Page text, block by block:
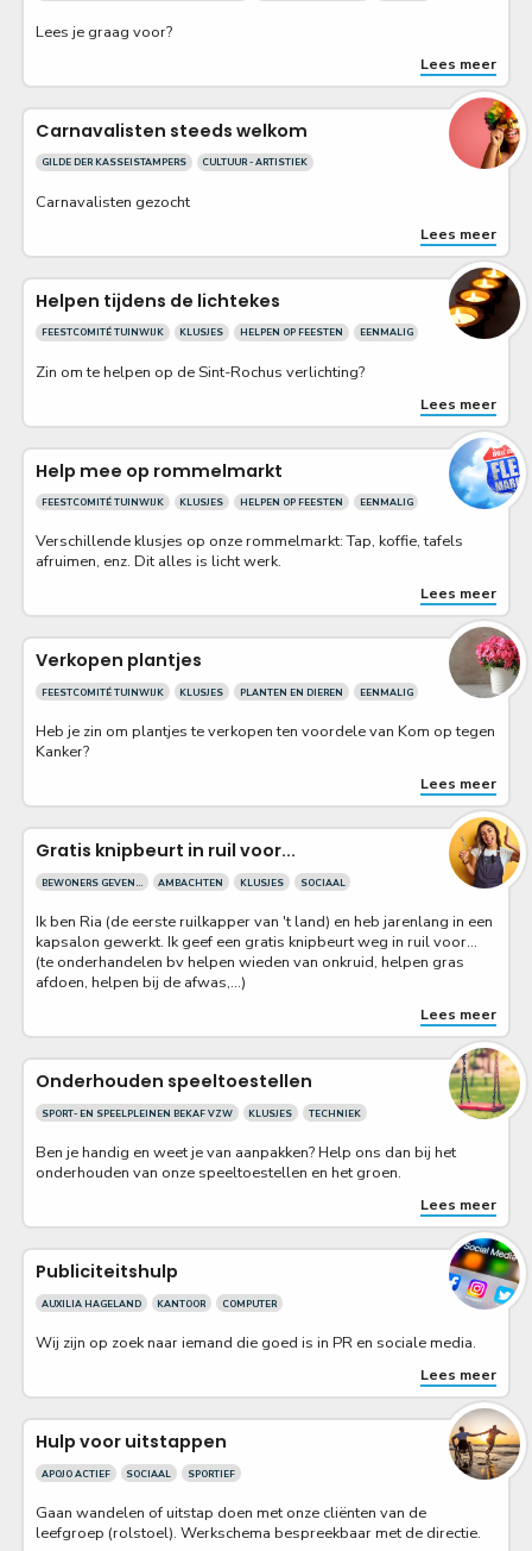
Lees je graag voor?
Lees meer
Carnavalisten steeds welkom
GILDE DER KASSEISTAMPERS CULTUUR - ARTISTIEK
Carnavalisten gezocht
Lees meer
Helpen tijdens de lichtekes
FEESTCOMITÉ TUINWIJK KLUSJES HELPEN OP FEESTEN EENMALIG
Zin om te helpen op de Sint-Rochus verlichting?
Lees meer
Help mee op rommelmarkt
FEESTCOMITÉ TUINWIJK KLUSJES HELPEN OP FEESTEN EENMALIG
Verschillende klusjes op onze rommelmarkt: Tap, koffie, tafels
afruimen, enz. Dit alles is licht werk.
Lees meer
Verkopen plantjes
FEESTCOMITÉ TUINWIJK KLUSJES PLANTEN EN DIEREN EENMALIG
Heb je zin om plantjes te verkopen ten voordele van Kom op tegen
Kanker?
Lees meer
Gratis knipbeurt in ruil voor...
BEWONERS GEVEN... AMBACHTEN KLUSJES SOCIAAL
Ik ben Ria (de eerste ruilkapper van 't land) en heb jarenlang in een
kapsalon gewerkt. Ik geef een gratis knipbeurt weg in ruil voor...
(te onderhandelen bv helpen wieden van onkruid, helpen gras
afdoen, helpen bij de afwas,...)
Lees meer
Onderhouden speeltoestellen
SPORT- EN SPEELPLEINEN BEKAF VZW KLUSJES TECHNIEK
Ben je handig en weet je van aanpakken? Help ons dan bij het
onderhouden van onze speeltoestellen en het groen.
Lees meer
Publiciteitshulp
AUXILIA HAGELAND KANTOOR COMPUTER
Wij zijn op zoek naar iemand die goed is in PR en sociale media.
Lees meer
Hulp voor uitstappen
APOJO ACTIEF SOCIAAL SPORTIEF
Gaan wandelen of uitstap doen met onze cliënten van de
leefgroep (rolstoel). Werkschema bespreekbaar met de directie.